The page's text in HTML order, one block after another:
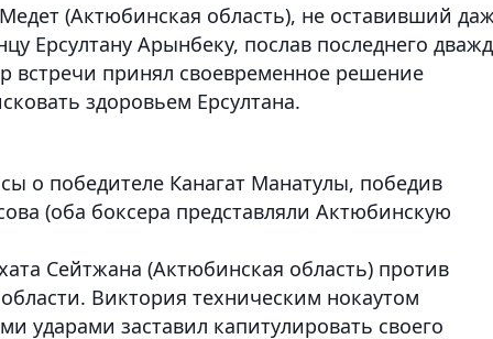
(Актюбинская область), не оставивший
Ерсултану Арынбеку, послав последнего
встречи принял своевременное решение
здоровьем Ерсултана.
о победителе Канагат Манатулы, победив
(оба боксера представляли Актюбинскую
Сейтжана (Актюбинская область) против
Виктория техническим нокаутом
ударами заставил капитулировать своего